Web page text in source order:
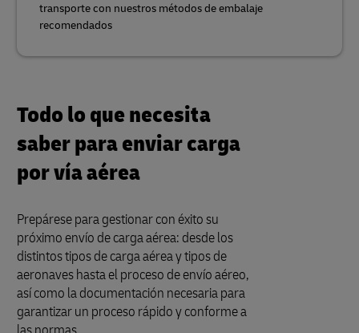
transporte con nuestros métodos de embalaje
recomendados
Todo lo que necesita
saber para enviar carga
por vía aérea
Prepárese para gestionar con éxito su
próximo envío de carga aérea: desde los
distintos tipos de carga aérea y tipos de
aeronaves hasta el proceso de envío aéreo,
así como la documentación necesaria para
garantizar un proceso rápido y conforme a